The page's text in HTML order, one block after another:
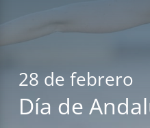
28 de febrero
Día de